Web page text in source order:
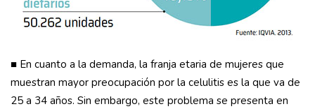
■ En cuanto a la demanda, la franja etaria de mujeres que
muestran mayor preocupación por la celulitis es la que va de
25 a 34 años. Sin embargo, este problema se presenta en